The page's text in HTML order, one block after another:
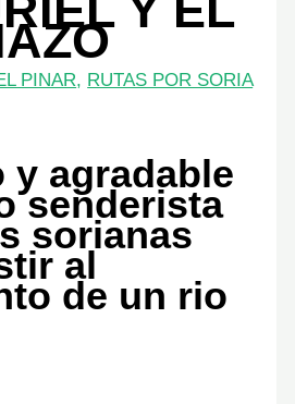
PINAR, RUTAS POR SORIA
y agradable
senderista
sorianas
al
de un rio